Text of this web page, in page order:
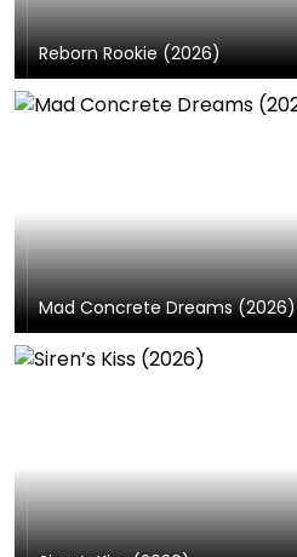
Reborn Rookie (2026)
Mad Concrete Dreams (2026)